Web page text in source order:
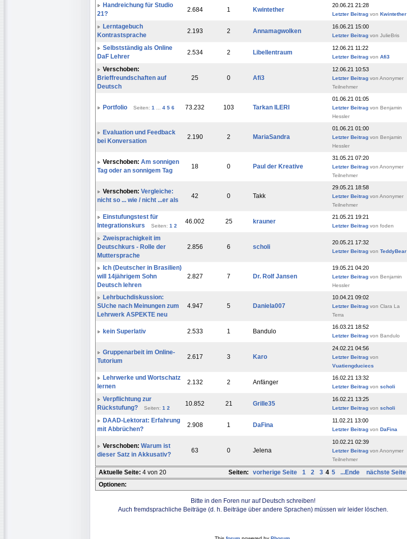
Handreichung für Studio
21?
2.684 1 Kwintether
20.06.21 21:28
Letzter Beitrag von Kwintether
Lerntagebuch
Kontrastsprache
2.193 2 Annamagwolken
16.06.21 15:00
Letzter Beitrag von JulieBris
Selbstständig als Online
DaF Lehrer
2.534 2 Libellentraum
12.06.21 11:22
Letzter Beitrag von Afi3
Verschoben:
Brieffreundschaften auf
Deutsch
25 0 Afi3
12.06.21 10:53
Letzter Beitrag von Anonymer
Teilnehmer
Portfolio Seiten: 1 4 5 6 73.232 103 Tarkan ILERI
01.06.21 01:05
Letzter Beitrag von Benjamin
Hessler
Evaluation und Feedback
bei Konversation
2.190 2 MariaSandra
01.06.21 01:00
Letzter Beitrag von Benjamin
Hessler
Verschoben: Am sonnigen
Tag oder an sonnigem Tag
18 0 Paul der Kreative
31.05.21 07:20
Letzter Beitrag von Anonymer
Teilnehmer
Verschoben: Vergleiche:
nicht so ... wie / nicht ...er als
42 0 Takk
29.05.21 18:58
Letzter Beitrag von Anonymer
Teilnehmer
Einstufungstest für
Integrationskurs
Seiten: 1 2
46.002 25 krauner
21.05.21 19:21
Letzter Beitrag von foden
Zweisprachigkeit im
Deutschkurs - Rolle der
Muttersprache
2.856 6 scholi
20.05.21 17:32
Letzter Beitrag von TeddyBear
Ich (Deutscher in Brasilien)
will 14jährigem Sohn
Deutsch lehren
2.827 7 Dr. Rolf Jansen
19.05.21 04:20
Letzter Beitrag von Benjamin
Hessler
Lehrbuchdiskussion:
SUche nach Meinungen zum
Lehrwerk ASPEKTE neu
4.947 5 Daniela007
10.04.21 09:02
Letzter Beitrag von Clara La
Terra
kein Superlativ 2.533 1 Bandulo
16.03.21 18:52
Letzter Beitrag von Bandulo
Gruppenarbeit im Online-
Tutorium
2.617 3 Karo
24.02.21 04:56
Letzter Beitrag von
Vuatiengduciecs
Lehrwerke und Wortschatz
lernen
2.132 2 Anfänger
16.02.21 13:32
Letzter Beitrag von scholi
Verpflichtung zur
Rückstufung?
Seiten: 1 2
10.852 21 Grille35
16.02.21 13:25
Letzter Beitrag von scholi
DAAD-Lektorat: Erfahrung
mit Abbrüchen?
2.908 1 DaFina
11.02.21 13:00
Letzter Beitrag von DaFina
Verschoben: Warum ist
dieser Satz in Akkusativ?
63 0 Jelena
10.02.21 02:39
Letzter Beitrag von Anonymer
Teilnehmer
Seiten: vorherige Seite 1 2 3 4 5 ...Ende nächste Seite
Aktuelle Seite: 4 von 20
Optionen:
Bitte in den Foren nur auf Deutsch schreiben!
Auch fremdsprachliche Beiträge (d. h. Beiträge über andere Sprachen) müssen wir leider löschen.